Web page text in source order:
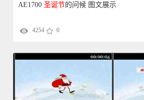
AE1700 圣诞节的问候 图文展示
4254 0